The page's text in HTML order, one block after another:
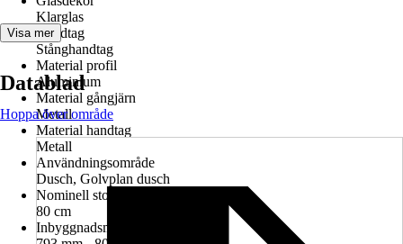
Klarglas
Handtag
Stånghandtag
Material profil
Aluminium
Material gångjärn
Metall
Material handtag
Metall
Användningsområde
Dusch, Golvplan dusch
Nominell storlek i cm
80 cm
Inbyggnadsmått i nisch
Visa mer
Datablad
Hoppa över område